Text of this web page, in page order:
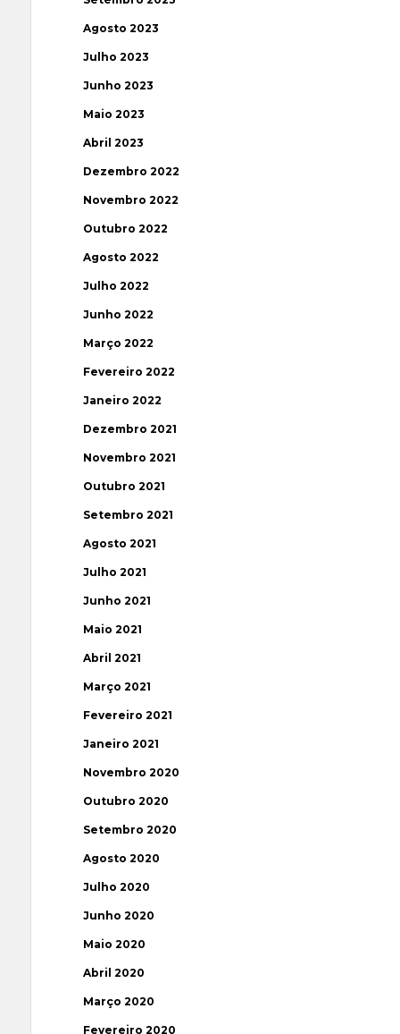
Agosto 2023
Julho 2023
Junho 2023
Maio 2023
Abril 2023
Dezembro 2022
Novembro 2022
Outubro 2022
Agosto 2022
Julho 2022
Junho 2022
Março 2022
Fevereiro 2022
Janeiro 2022
Dezembro 2021
Novembro 2021
Outubro 2021
Setembro 2021
Agosto 2021
Julho 2021
Junho 2021
Maio 2021
Abril 2021
Março 2021
Fevereiro 2021
Janeiro 2021
Novembro 2020
Outubro 2020
Setembro 2020
Agosto 2020
Julho 2020
Junho 2020
Maio 2020
Abril 2020
Março 2020
Fevereiro 2020